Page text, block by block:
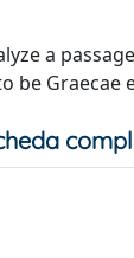
a
be Graecae